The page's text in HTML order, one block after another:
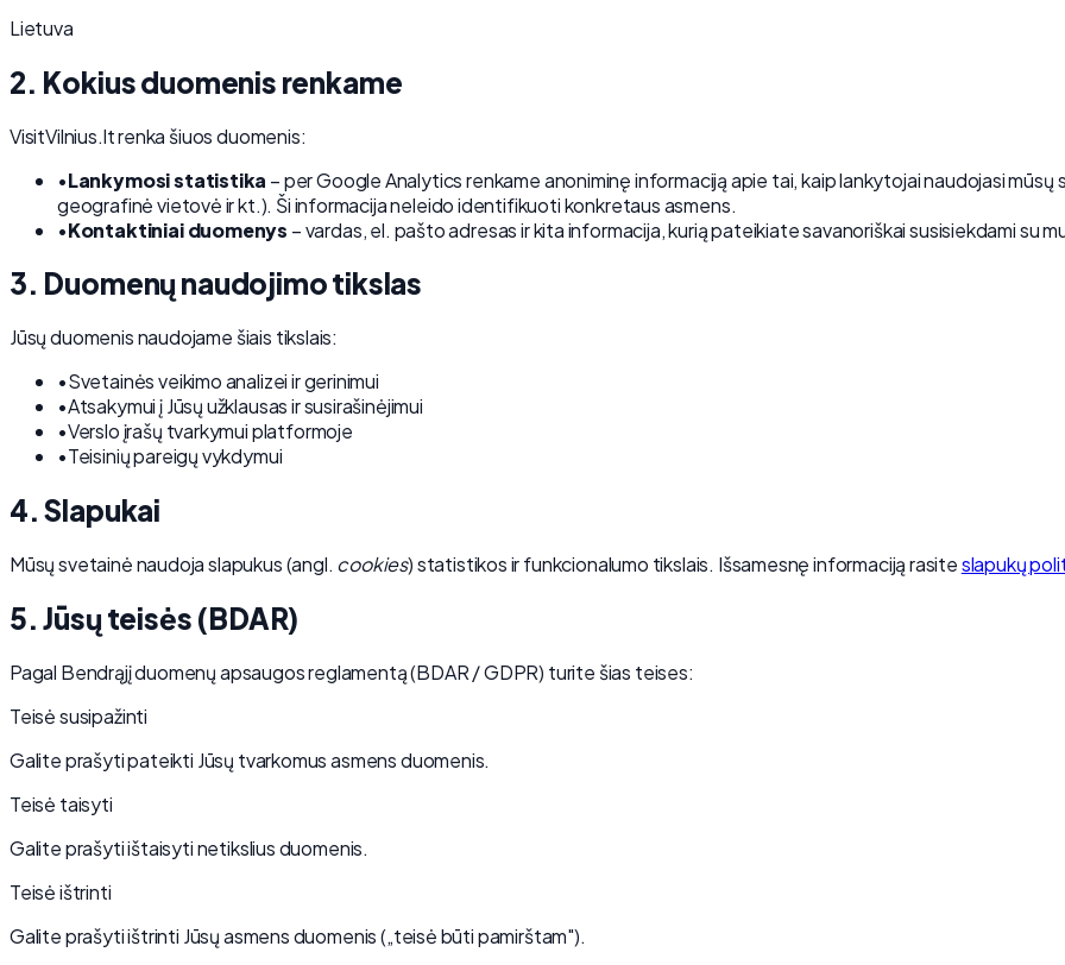
Lietuva
2. Kokius duomenis renkame
VisitVilnius.lt renka šiuos duomenis:
•Lankymosi statistika – per Google Analytics renkame anoniminę informaciją apie tai, kaip lankytojai naudojasi
geografinė vietovė ir kt.). Ši informacija neleido identifikuoti konkretaus asmens.
•Kontaktiniai duomenys – vardas, el. pašto adresas ir kita informacija, kurią pateikiate savanoriškai susisiekdami su
3. Duomenų naudojimo tikslas
Jūsų duomenis naudojame šiais tikslais:
•Svetainės veikimo analizei ir gerinimui
•Atsakymui į Jūsų užklausas ir susirašinėjimui
•Verslo įrašų tvarkymui platformoje
•Teisinių pareigų vykdymui
4. Slapukai
Mūsų svetainė naudoja slapukus (angl. cookies) statistikos ir funkcionalumo tikslais. Išsamesnę informaciją rasiteslapukų
5. Jūsų teisės (BDAR)
Pagal Bendrąjį duomenų apsaugos reglamentą (BDAR / GDPR) turite šias teises:
Teisė susipažinti
Galite prašyti pateikti Jūsų tvarkomus asmens duomenis.
Teisė taisyti
Galite prašyti ištaisyti netikslius duomenis.
Teisė ištrinti
Galite prašyti ištrinti Jūsų asmens duomenis („teisė būti pamirštam").